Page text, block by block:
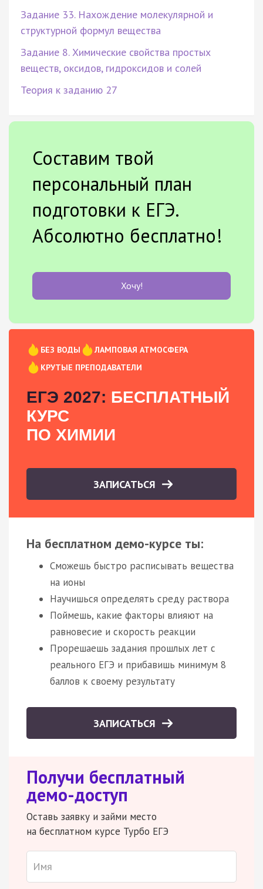
Задание 33. Нахождение молекулярной и
структурной формул вещества
Задание 8. Химические свойства простых
веществ, оксидов, гидроксидов и солей
Теория к заданию 27
Составим твой
персональный план
подготовки к ЕГЭ.
Абсолютно бесплатно!
Хочу!
БЕЗ ВОДЫ
ЛАМПОВАЯ АТМОСФЕРА
КРУТЫЕ ПРЕПОДАВАТЕЛИ
ЕГЭ 2027: БЕСПЛАТНЫЙ
КУРС
ПО ХИМИИ
ЗАПИСАТЬСЯ
На бесплатном демо-курсе ты:
Сможешь быстро расписывать вещества
на ионы
Научишься определять среду раствора
Поймешь, какие факторы влияют на
равновесие и скорость реакции
Прорешаешь задания прошлых лет с
реального ЕГЭ и прибавишь минимум 8
баллов к своему результату
ЗАПИСАТЬСЯ
Получи бесплатный
демо-доступ
Оставь заявку и займи место
на бесплатном курсе Турбо ЕГЭ